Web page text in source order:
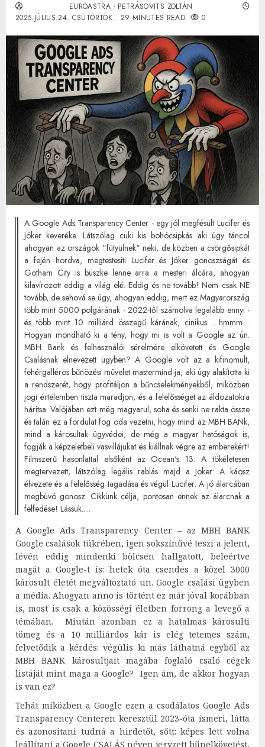
EUROASTRA - PETRÁSOVITS ZOLTÁN
2025.JÚLIUS.24. CSÜTÖRTÖK.
29 MINUTES READ 0
A Google Ads Transparency Center - egy jól megfésült Lucifer és
Jóker keveréke. Látszólag cuki kis bohócsipkás aki úgy táncol
ahogyan az országok "fütyülnek" neki, de közben a csörgősipkát
a fején hordva, megtestesíti Lucifer és Jóker gonoszságát és
Gotham City is büszke lenne arra a mesteri álcára, ahogyan
kilavírozott eddig a világ elé. Eddig és ne tovább! Nem csak NE
tovább, de sehová se úgy, ahogyan eddig, mert ez Magyarország
több mint 5000 polgárának - 2022-től számolva legalább ennyi -
és több mint 10 milliárd összegű kárának, cinikus ....hmmm....
Hogyan mondható ki a tény, hogy mi is volt a Google az ún.
MBH Bank és felhasználói sérelmére elkövetett és Google
Csalásnak elnevezett ügyben? A Google volt az a kifinomult,
fehérgalléros bűnözési művelet mastermind-ja, aki úgy alakította ki
a rendszerét, hogy profitáljon a bűncselekményekből, miközben
jogi értelemben tiszta maradjon, és a felelősséget az áldozatokra
hárítsa. Valójában ezt még magyarul, soha és senki ne rakta össze
és talán ez a fordulat fog oda vezetni, hogy mind az MBH BANk,
mind a károsultak ügyvédei, de még a magyar hatóságok is,
fogják a képzeletbeli vasvillájukat és kiállnak végre az emberekért!
Filmszerű hasonlattal elsőként az Ocean's 13: A tökéletesen
megtervezett, látszólag legális rablás majd a Joker: A káosz
élvezete és a felelősség tagadása és végül Lucifer: A jó álarcában
megbúvó gonosz. Cikkünk célja, pontosan ennek az álarcnak a
felfedése! Lássuk.....
A Google Ads Transparency Center – az MBH BANK
Google csalások tükrében, igen sokszínűvé teszi a jelent,
lévén eddig mindenki bölcsen hallgatott, beleértve
magát a Google-t is: hetek óta csendes a közel 3000
károsult életét megváltoztató un. Google csalási ügyben
a média. Ahogyan anno is történt ez már jóval korábban
is, most is csak a közösségi életben forrong a levegő a
témában. Miután azonban ez a hatalmas károsulti
tömeg és a 10 milliárdos kár is elég tetemes szám,
felvetődik a kérdés: végülis ki más láthatná egyből az
MBH BANK károsultjait magába foglaló csaló cégek
listáját mint maga a Google? Igen ám, de akkor hogyan
is van ez?
Tehát miközben a Google ezen a csodálatos Google Ads
Transparency Centeren keresztül 2023-óta ismeri, látta
és azonosítani tudná a hirdetőt, sőtt: képes lett volna
leállítani a Google CSALÁS néven jegyzett bűnelkövetést,